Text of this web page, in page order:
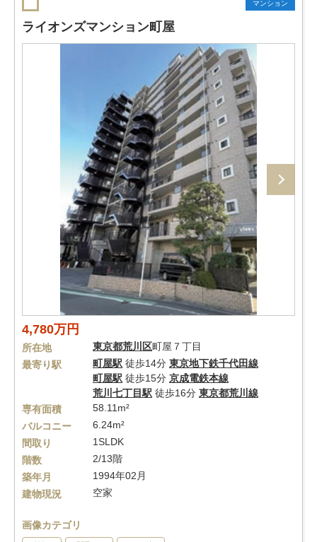
マンション
ライオンズマンション町屋
4,780万円
所在地 東京都荒川区町屋７丁目
最寄り駅
町屋駅 徒歩14分 東京地下鉄千代田線
町屋駅 徒歩15分 京成電鉄本線
荒川七丁目駅 徒歩16分 東京都荒川線
専有面積
58.11m²
バルコニー
6.24m²
間取り
1SLDK
階数
2/13階
築年月
1994年02月
建物現況
空家
画像カテゴリ